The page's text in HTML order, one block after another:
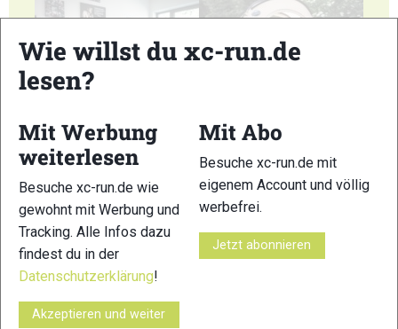
9
© Bilder 1 - 10: Benedikt Seidl;
VERWANDTE ARTIKEL
Wie willst du xc-run.de
lesen?
Mit Werbung
weiterlesen
Besuche xc-run.de wie
gewohnt mit Werbung und
Tracking. Alle Infos dazu
findest du in der
Datenschutzerklärung!
Akzeptieren und weiter
Mit Abo
Besuche xc-run.de mit
eigenem Account und völlig
werbefrei.
Jetzt abonnieren